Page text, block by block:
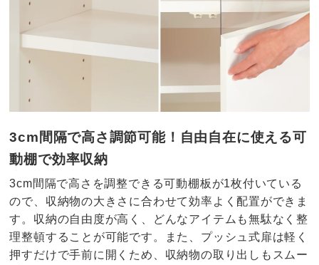
3cm間隔で高さ調節可能！自由自在に使える可
動棚で効率収納
3cm間隔で高さを調整できる可動棚板が1枚付いている
ので、収納物の大きさに合わせて効率よく配置ができま
す。収納の自由度が高く、どんなアイテムも無駄なく整
理整頓することが可能です。また、プッシュ式扉は軽く
押すだけで手前に開くため、収納物の取り出しもスムー